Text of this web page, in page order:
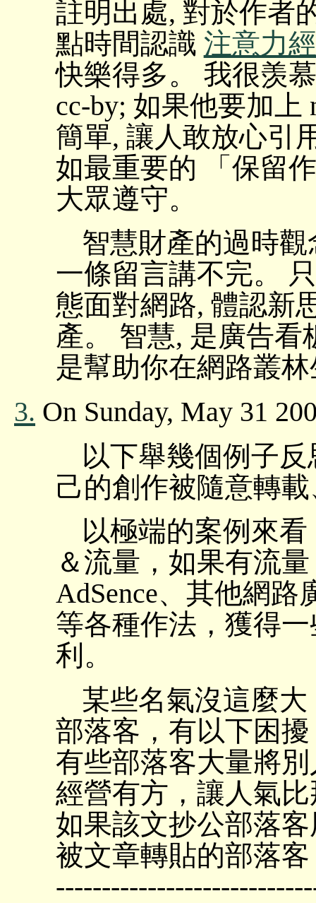
註明出處, 對於作者
點時間認識 注意力
快樂得多。 我很羡
cc-by; 如果他要加上
簡單, 讓人敢放心引
如最重要的 「保留
大眾遵守。
智慧財產的過時
一條留言講不完。
態面對網路, 體認新
產。 智慧, 是廣告
是幫助你在網路叢
3. On Sunday, May 31
以下舉幾個例子
己的創作被隨意轉
以極端的案例來
＆流量，如果有流
AdSence、其他網
等各種作法，獲得
利。
某些名氣沒這麼
部落客，有以下困擾
有些部落客大量將
經營有方，讓人氣
如果該文抄公部落
被文章轉貼的部落